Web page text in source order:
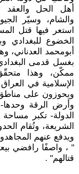
أهل الحل والعقد
والشام، وسيّر
استعر فيها قتل
الخضوع للبغدادي
أبومحمد العدناني،
بغسل قدمى
ممكّن، وهذا
الإسلامية في
ويحوزون على
وأرض الرقة
الشريعة، وتُقام
ويدفع عنهم
" ، واصفًا رافضي
قتالهم" .